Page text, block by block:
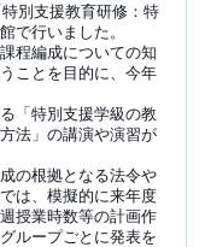
別支援教育研修：特
で行いました。
程編成についての知
ことを目的に、今年
「特別支援学級の教
法」の講演や演習が
の根拠となる法令や
は、模擬的に来年度
授業時数等の計画作
ループごとに発表を